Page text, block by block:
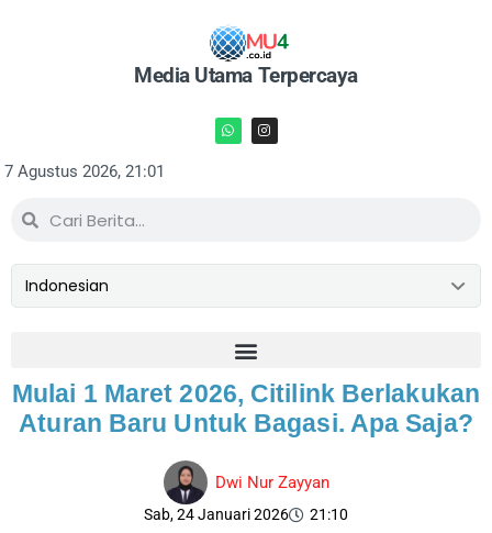
Media Utama Terpercaya
7 Agustus 2026, 21:01
Mulai 1 Maret 2026, Citilink Berlakukan
Aturan Baru Untuk Bagasi. Apa Saja?
Dwi Nur Zayyan
Sab, 24 Januari 2026 21:10